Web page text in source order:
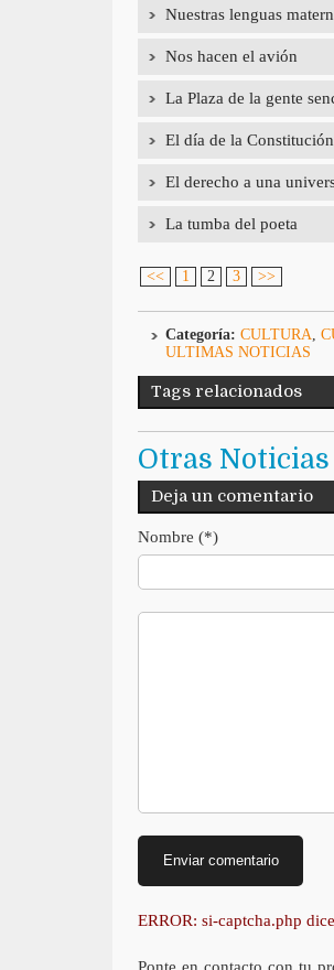
Nuestras lenguas
Nos hacen el avión
La Plaza de la gente
El día de la Constitución
El derecho a una
La tumba del poeta
<< 1 2 3 >>
Categoría: CULTURA
ULTIMAS NOTICIAS
Tags relacionados
Otras Noticias
Deja un comentario
Nombre (*)
ERROR: si-captcha.php